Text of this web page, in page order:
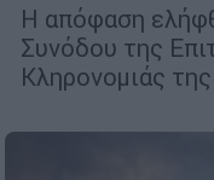
Η απόφαση
Συνόδου της
Κληρονομιάς